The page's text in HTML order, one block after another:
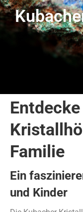
Familie
Ein
und Kinder